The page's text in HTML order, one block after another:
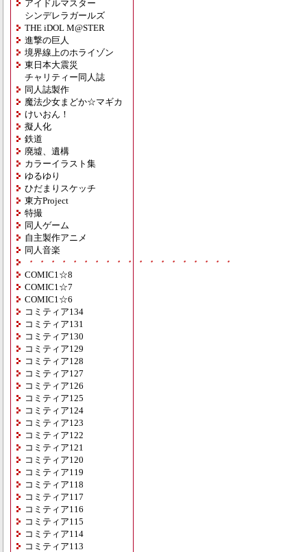
アイドルマスター
シンデレラガールズ
THE iDOL M@STER
進撃の巨人
境界線上のホライゾン
東日本大震災
チャリティー同人誌
同人誌製作
魔法少女まどか☆マギカ
けいおん！
擬人化
鉄道
廃墟、遺構
カラーイラスト集
ゆるゆり
ひだまりスケッチ
東方Project
特撮
同人ゲーム
自主製作アニメ
同人音楽
・・・・・・・・・・・・・・・・・・・
COMIC1☆8
COMIC1☆7
COMIC1☆6
コミティア134
コミティア131
コミティア130
コミティア129
コミティア128
コミティア127
コミティア126
コミティア125
コミティア124
コミティア123
コミティア122
コミティア121
コミティア120
コミティア119
コミティア118
コミティア117
コミティア116
コミティア115
コミティア114
コミティア113